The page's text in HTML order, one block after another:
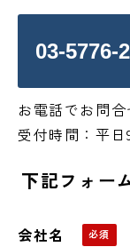
03-5776-
お電話でお問合
受付時間：平日
下記フォー
会社名